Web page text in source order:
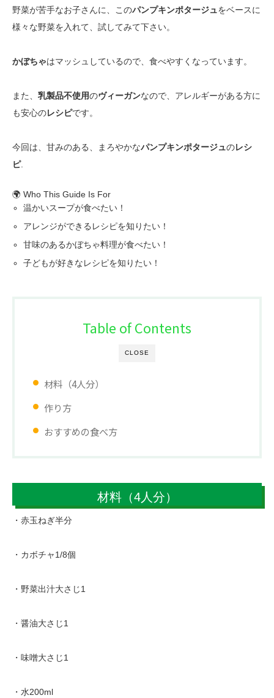
野菜が苦手なお子さんに、このパンプキンポタージュをベースに
様々な野菜を入れて、試してみて下さい。
かぼちゃはマッシュしているので、食べやすくなっています。
また、 乳製品不使用のヴィーガンなので、アレルギーがある方に
も安心のレシピです。
今回は、甘みのある、まろやかなパンプキンポタージュのレシ
ピ.
🌍 Who This Guide Is For
温かいスープが食べたい！
アレンジができるレシピを知りたい！
甘味のあるかぼちゃ料理が食べたい！
子どもが好きなレシピを知りたい！
CLOSE
Table of Contents
材料（4人分）
作り方
おすすめの食べ方
材料（4人分）
・赤玉ねぎ半分
・カボチャ1/8個
・野菜出汁大さじ1
・醤油大さじ1
・味噌大さじ1
・水200ml